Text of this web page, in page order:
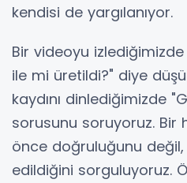
kendisi de yargılanıyor.
Bir videoyu
ile mi üretildi?" diye
kaydını dinlediğimizde
sorusunu soruyoruz.
önce doğruluğunu
edildiğini sorguluyoruz.